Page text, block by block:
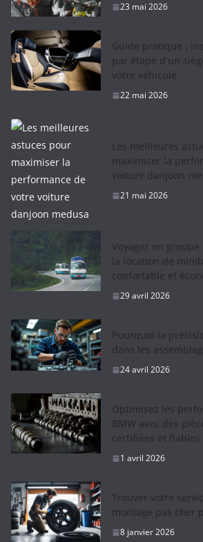
23 mai 2026
Guide pratique :
par étape d’un
votre véhicule
22 mai 2026
Les meilleures
maximiser la
voiture danjoon
21 mai 2026
Voyager en
la location de
confortable et
29 avril 2026
Pourquoi la
dans les
24 avril 2026
Optimisez les
BMW avec des
certifiées et fiables
1 avril 2026
Trouver votre
montage pas cher
8 janvier 2026